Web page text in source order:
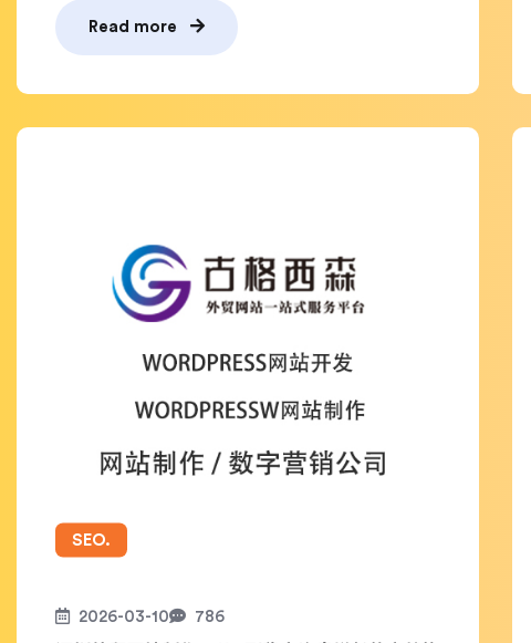
Read more
SEO.
2026-03-10 786